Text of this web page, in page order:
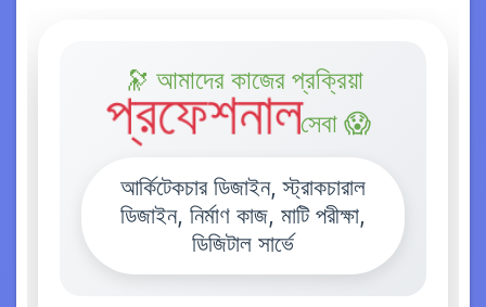
🔭 আমাদের কাজের প্রক্রিয়া
প্রফেশনালসেবা 😱
আর্কিটেকচার ডিজাইন, স্ট্রাকচারাল
ডিজাইন, নির্মাণ কাজ, মাটি পরীক্ষা,
ডিজিটাল সার্ভে